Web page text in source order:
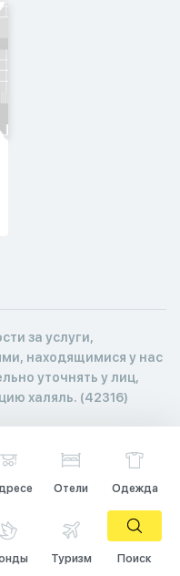
за услуги,
находящимися у нас
уточнять у лиц,
халяль. (42316)
Отели Одежда
Туризм Поиск